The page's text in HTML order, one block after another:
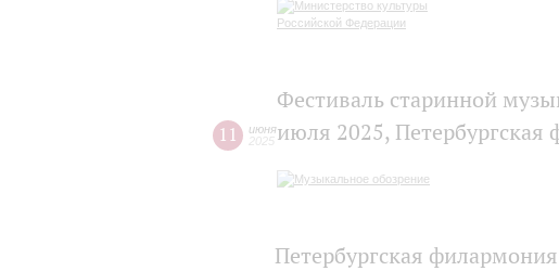
11
июня
2025
Фестиваль старинной
июля 2025, Петербургская
Петербургская